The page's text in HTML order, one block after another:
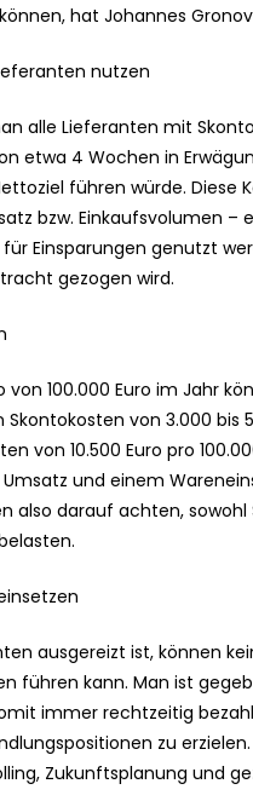
hat Johannes
nutzen
alle Lieferanten mit
etwa 4 Wochen in
führen würde.
bzw. Einkaufsvolumen
Einsparungen genutzt
gezogen wird.
100.000 Euro im Jahr
von 3.000 bis
von 10.500 Euro pro
Umsatz und einem
also darauf achten,
ausgereizt ist, können
führen kann. Man ist
immer rechtzeitig
zu
Zukunftsplanung und